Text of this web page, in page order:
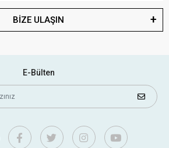
BİZE ULAŞIN
E-Bülten